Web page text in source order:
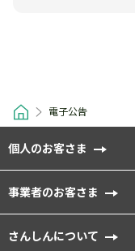
電子公告
個人のお客さま
事業者のお客さま
さんしんについて